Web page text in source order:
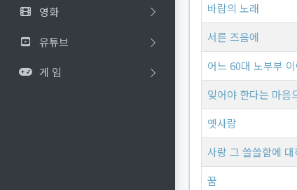
영화
유튜브
게 임
바람의 노래
서른 즈음에
어느 60대 노부부
잊어야 한다는 마음
옛사랑
사랑 그 쓸쓸함에 대
꿈